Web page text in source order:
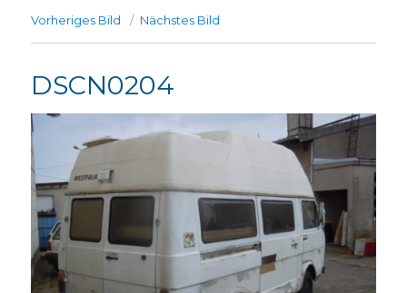
Vorheriges Bild Nächstes Bild
DSCN0204